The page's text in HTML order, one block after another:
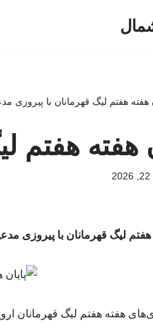
هفته هفتم لیگ قهرمانان با پیروزی
هفته هفتم
هفتم لیگ قهرمانان با پیروزی
هفته هفتم لیگ قهرمانان